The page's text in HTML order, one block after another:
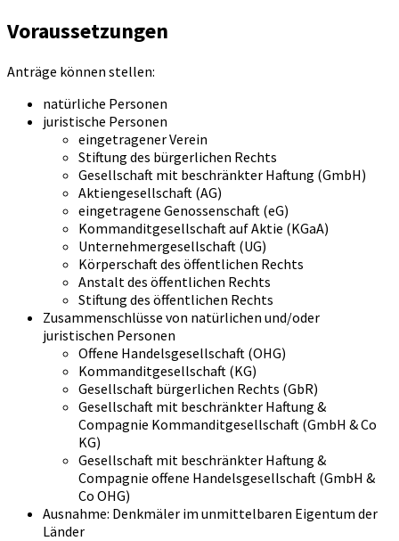
Voraussetzungen
Anträge können stellen:
natürliche Personen
juristische Personen
eingetragener Verein
Stiftung des bürgerlichen Rechts
Gesellschaft mit beschränkter Haftung (GmbH)
Aktiengesellschaft (AG)
eingetragene Genossenschaft (eG)
Kommanditgesellschaft auf Aktie (KGaA)
Unternehmergesellschaft (UG)
Körperschaft des öffentlichen Rechts
Anstalt des öffentlichen Rechts
Stiftung des öffentlichen Rechts
Zusammenschlüsse von natürlichen und/oder
juristischen Personen
Offene Handelsgesellschaft (OHG)
Kommanditgesellschaft (KG)
Gesellschaft bürgerlichen Rechts (GbR)
Gesellschaft mit beschränkter Haftung &
Compagnie Kommanditgesellschaft (GmbH & Co
KG)
Gesellschaft mit beschränkter Haftung &
Compagnie offene Handelsgesellschaft (GmbH &
Co OHG)
Ausnahme: Denkmäler im unmittelbaren Eigentum der
Länder